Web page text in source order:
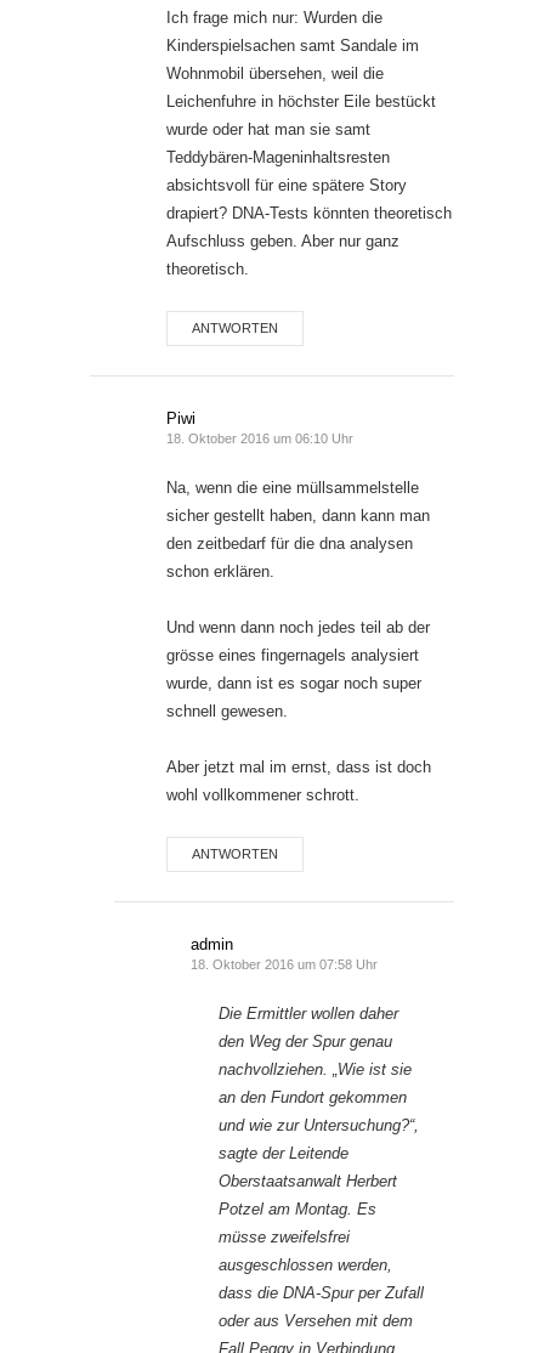
Ich frage mich nur: Wurden die
Kinderspielsachen samt Sandale im
Wohnmobil übersehen, weil die
Leichenfuhre in höchster Eile bestückt
wurde oder hat man sie samt
Teddybären-Mageninhaltsresten
absichtsvoll für eine spätere Story
drapiert? DNA-Tests könnten theoretisch
Aufschluss geben. Aber nur ganz
theoretisch.
ANTWORTEN
Piwi
18. Oktober 2016 um 06:10 Uhr
Na, wenn die eine müllsammelstelle
sicher gestellt haben, dann kann man
den zeitbedarf für die dna analysen
schon erklären.
Und wenn dann noch jedes teil ab der
grösse eines fingernagels analysiert
wurde, dann ist es sogar noch super
schnell gewesen.
Aber jetzt mal im ernst, dass ist doch
wohl vollkommener schrott.
ANTWORTEN
admin
18. Oktober 2016 um 07:58 Uhr
Die Ermittler wollen daher
den Weg der Spur genau
nachvollziehen. „Wie ist sie
an den Fundort gekommen
und wie zur Untersuchung?“,
sagte der Leitende
Oberstaatsanwalt Herbert
Potzel am Montag. Es
müsse zweifelsfrei
ausgeschlossen werden,
dass die DNA-Spur per Zufall
oder aus Versehen mit dem
Fall Peggy in Verbindung